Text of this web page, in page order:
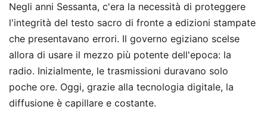
Negli anni Sessanta, c'era la necessità di proteggere
l'integrità del testo sacro di fronte a edizioni stampate
che presentavano errori. Il governo egiziano scelse
allora di usare il mezzo più potente dell'epoca: la
radio. Inizialmente, le trasmissioni duravano solo
poche ore. Oggi, grazie alla tecnologia digitale, la
diffusione è capillare e costante.